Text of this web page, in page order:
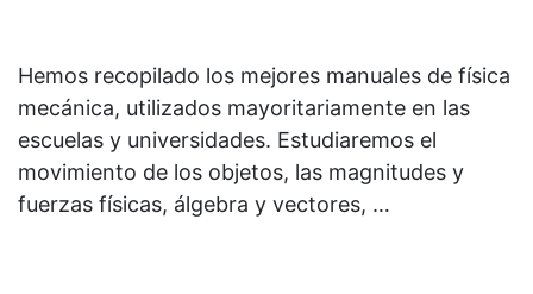
Hemos recopilado los mejores manuales de física
mecánica, utilizados mayoritariamente en las
escuelas y universidades. Estudiaremos el
movimiento de los objetos, las magnitudes y
fuerzas físicas, álgebra y vectores, …